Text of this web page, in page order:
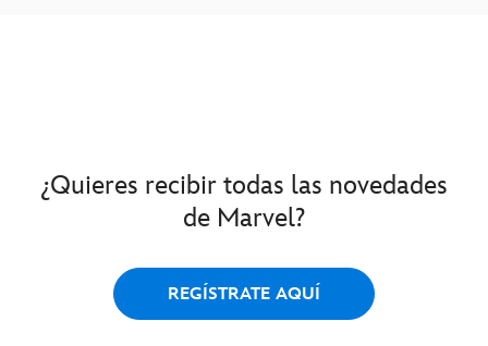
¿Quieres recibir todas las novedades
de Marvel?
REGÍSTRATE AQUÍ